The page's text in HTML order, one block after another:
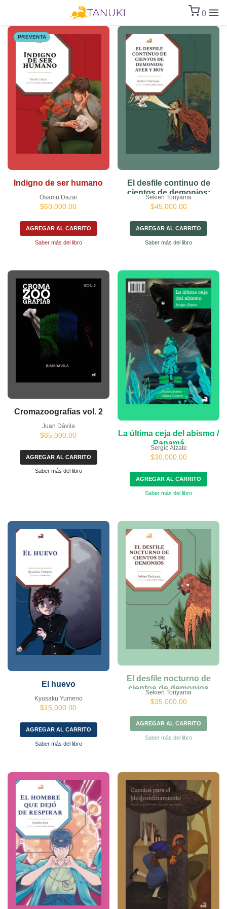
0
PREVENTA
Indigno de ser humano
Osamu Dazai
$60,000.00
AGREGAR AL CARRITO
Saber más del libro
El desfile continuo de
cientos de demonios:
ayer y hoy
Sekien Toriyama
$45,000.00
AGREGAR AL CARRITO
Saber más del libro
Cromazoografías vol. 2
Juan Dávila
$85,000.00
AGREGAR AL CARRITO
Saber más del libro
La última ceja del abismo /
Panamá
Sergio Alzate
$30,000.00
AGREGAR AL CARRITO
Saber más del libro
El huevo
Kyusaku Yumeno
$15,000.00
AGREGAR AL CARRITO
Saber más del libro
El desfile nocturno de
cientos de demonios
Sekien Toriyama
$35,000.00
AGREGAR AL CARRITO
Saber más del libro